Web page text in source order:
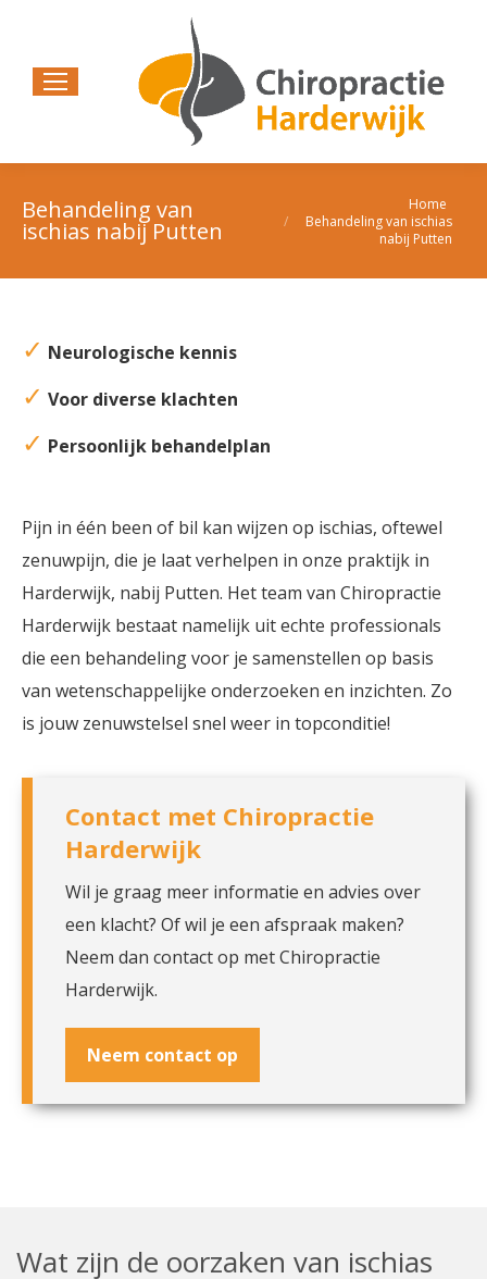
Behandeling van
ischias nabij Putten
Home
Behandeling van ischias
nabij Putten
✓ Neurologische kennis
✓ Voor diverse klachten
✓ Persoonlijk behandelplan
Pijn in één been of bil kan wijzen op ischias, oftewel
zenuwpijn, die je laat verhelpen in onze praktijk in
Harderwijk, nabij Putten. Het team van Chiropractie
Harderwijk bestaat namelijk uit echte professionals
die een behandeling voor je samenstellen op basis
van wetenschappelijke onderzoeken en inzichten. Zo
is jouw zenuwstelsel snel weer in topconditie!
Contact met Chiropractie
Harderwijk
Wil je graag meer informatie en advies over
een klacht? Of wil je een afspraak maken?
Neem dan contact op met Chiropractie
Harderwijk.
Neem contact op
Wat zijn de oorzaken van ischias